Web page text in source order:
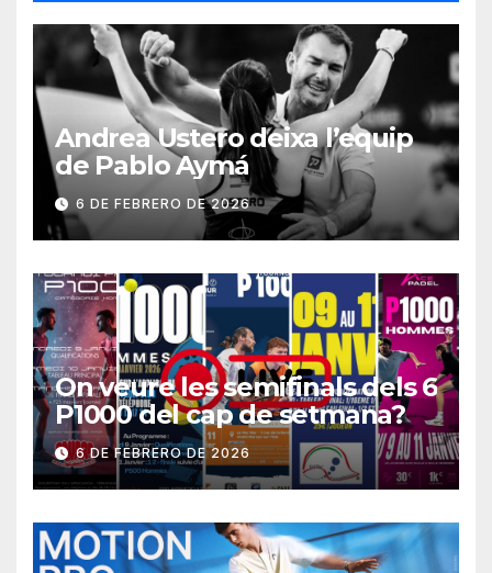
Andrea Ustero deixa l’equip
de Pablo Aymá
6 DE FEBRERO DE 2026
On veure les semifinals dels 6
P1000 del cap de setmana?
6 DE FEBRERO DE 2026